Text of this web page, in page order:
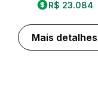
R$ 23.084
Mais detalhes